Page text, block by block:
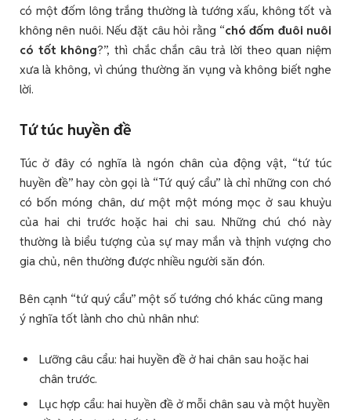
có một đốm lông trắng thường là tướng xấu, không tốt và
không nên nuôi. Nếu đặt câu hỏi rằng “chó đốm đuôi nuôi
có tốt không?”, thì chắc chắn câu trả lời theo quan niệm
xưa là không, vì chúng thường ăn vụng và không biết nghe
lời.
Tứ túc huyền đề
Túc ở đây có nghĩa là ngón chân của động vật, “tứ túc
huyền đề” hay còn gọi là “Tứ quý cẩu” là chỉ những con chó
có bốn móng chân, dư một một móng mọc ở sau khuỷu
của hai chi trước hoặc hai chi sau. Những chú chó này
thường là biểu tượng của sự may mắn và thịnh vượng cho
gia chủ, nên thường được nhiều người săn đón.
Bên cạnh “tứ quý cẩu” một số tướng chó khác cũng mang
ý nghĩa tốt lành cho chủ nhân như:
Lưỡng câu cẩu: hai huyền đề ở hai chân sau hoặc hai
chân trước.
Lục hợp cẩu: hai huyền đề ở mỗi chân sau và một huyền